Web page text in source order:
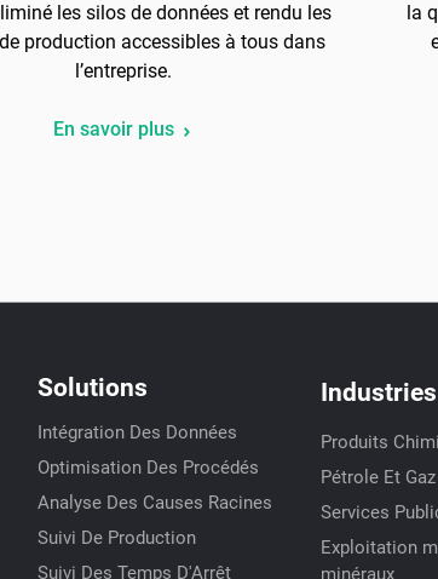
les silos de données et rendu les
production accessibles à tous dans
l’entreprise.
En savoir plus
la
Solutions
Intégration Des Données
Optimisation Des Procédés
Analyse Des Causes Racines
Suivi De Production
Suivi Des Temps D'Arrêt
Industries
Produits
Pétrole Et Gaz
Services
Exploitation
minéraux